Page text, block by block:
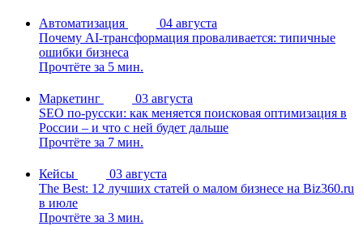
Автоматизация
04 августа
Почему AI-трансформация проваливается: типичные
ошибки бизнеса
Прочтёте за 5 мин.
Маркетинг
03 августа
SEO по-русски: как меняется поисковая оптимизация в
России – и что с ней будет дальше
Прочтёте за 7 мин.
Кейсы
03 августа
The Best: 12 лучших статей о малом бизнесе на Biz360.ru
в июле
Прочтёте за 3 мин.